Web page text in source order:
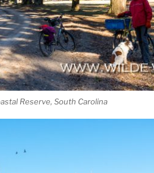
Reserve, South Carolina